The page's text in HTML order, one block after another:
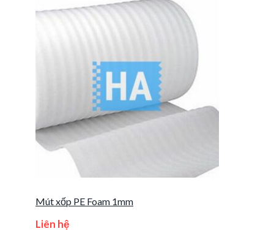
Mút xốp PE Foam 1mm
Liên hệ